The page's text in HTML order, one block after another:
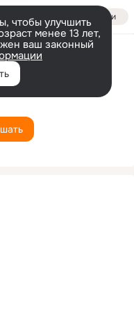
Войти
чтобы улучшить
менее 13 лет,
ваш законный